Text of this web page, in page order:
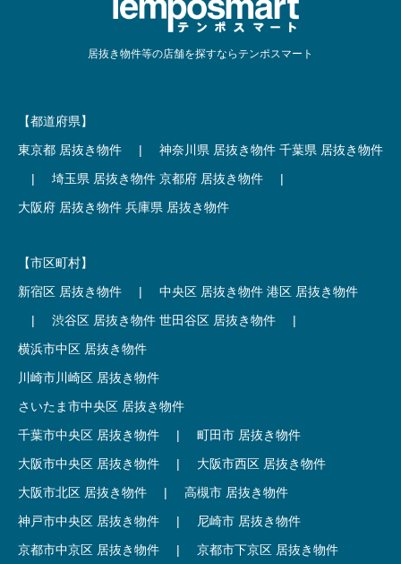
居抜き物件等の店舗を探すならテンポスマート
【都道府県】
東京都 居抜き物件
| 神奈川県 居抜き物件 千葉県 居抜き物件
|
埼玉県 居抜き物件 京都府 居抜き物件
|
大阪府 居抜き物件 兵庫県 居抜き物件
【市区町村】
新宿区 居抜き物件
| 中央区 居抜き物件 港区 居抜き物件
|
渋谷区 居抜き物件 世田谷区 居抜き物件
|
横浜市中区 居抜き物件
川崎市川崎区 居抜き物件
さいたま市中央区 居抜き物件
千葉市中央区 居抜き物件
|
町田市 居抜き物件
大阪市中央区 居抜き物件
|
大阪市西区 居抜き物件
大阪市北区 居抜き物件
|
高槻市 居抜き物件
神戸市中央区 居抜き物件
|
尼崎市 居抜き物件
京都市中京区 居抜き物件
| 京都市下京区 居抜き物件